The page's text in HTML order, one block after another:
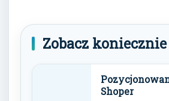
Zobacz koniecznie
Shoper